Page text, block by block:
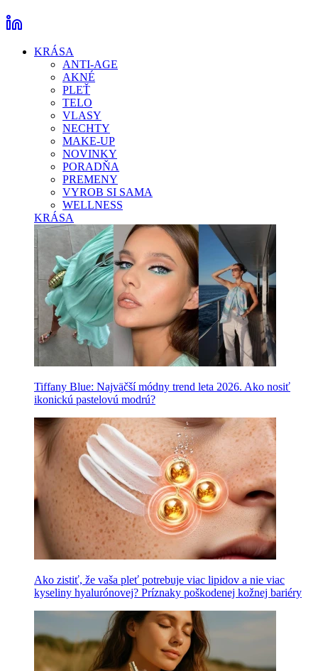
KRÁSA
ANTI-AGE
AKNÉ
PLEŤ
TELO
VLASY
NECHTY
MAKE-UP
NOVINKY
PORADŇA
PREMENY
VYROB SI SAMA
WELLNESS
KRÁSA
Tiffany Blue: Najväčší módny trend leta 2026. Ako nosiť
ikonickú pastelovú modrú?
Ako zistiť, že vaša pleť potrebuje viac lipidov a nie viac
kyseliny hyalurónovej? Príznaky poškodenej kožnej bariéry